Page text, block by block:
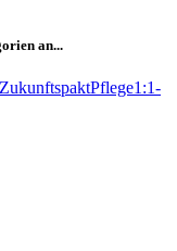
an...
1:1-